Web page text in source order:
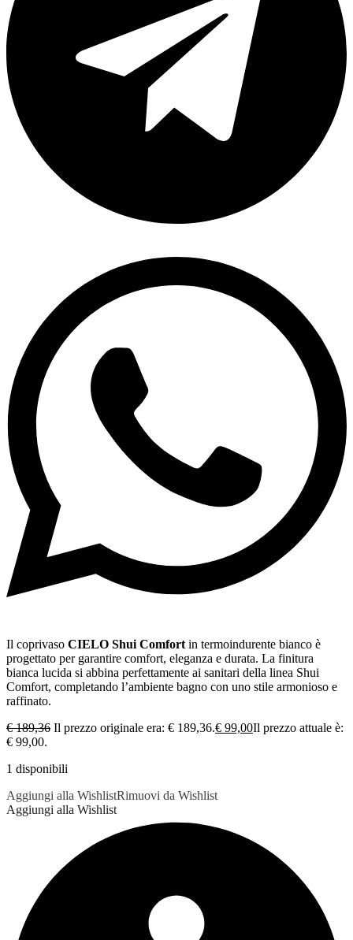
Il coprivaso CIELO Shui Comfort in termoindurente bianco è
progettato per garantire comfort, eleganza e durata. La finitura
bianca lucida si abbina perfettamente ai sanitari della linea Shui
Comfort, completando l’ambiente bagno con uno stile armonioso e
raffinato.
€189,36 Il prezzo originale era: € 189,36.€ 99,00Il prezzo attuale è:
€ 99,00.
1 disponibili
Aggiungi alla WishlistRimuovi da Wishlist
Aggiungi alla Wishlist